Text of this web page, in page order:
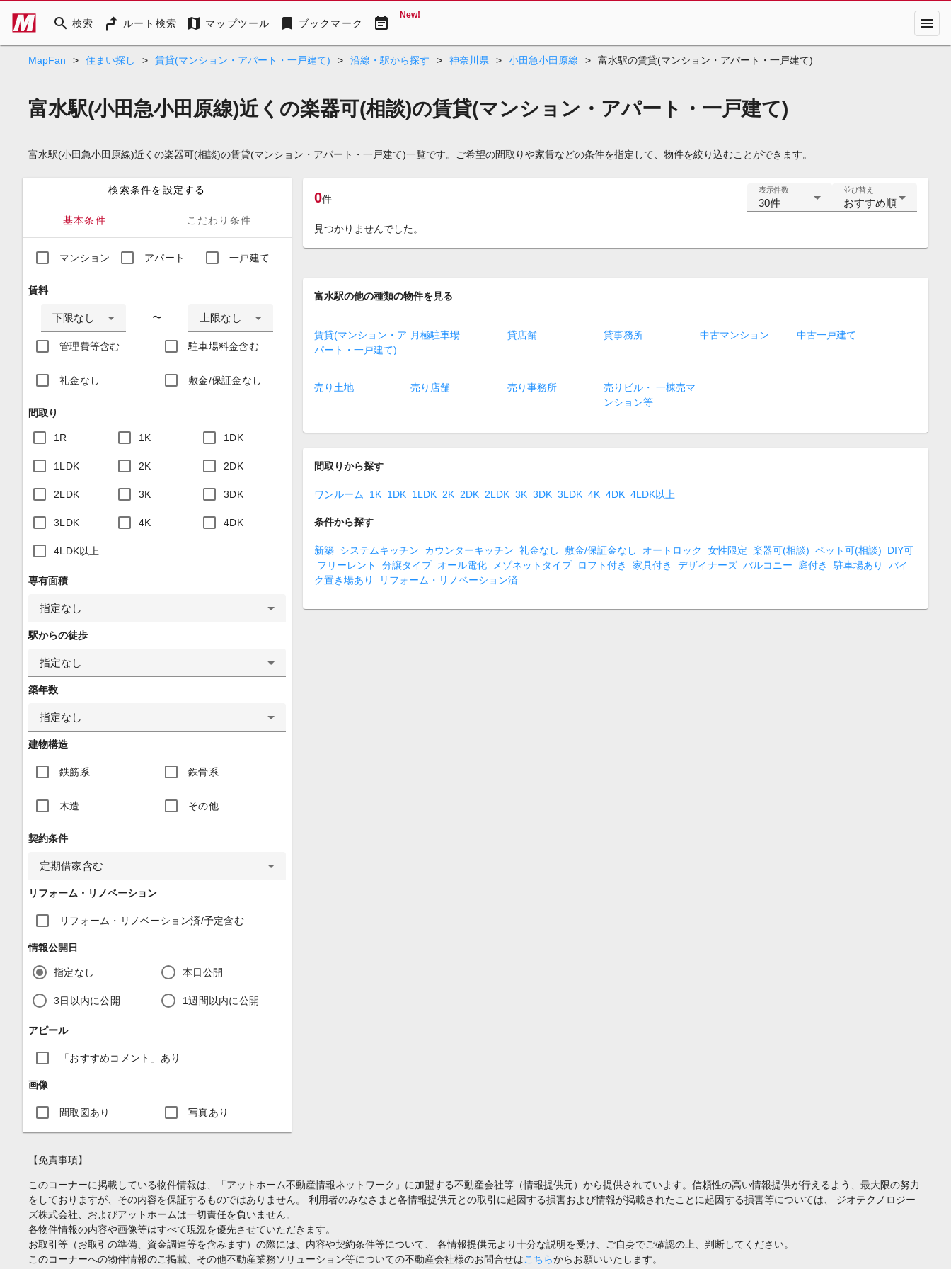
search 検索 ルート検索 map マップツール bookmark ブックマーク event_note New! menu
MapFan > 住まい探し > 賃貸(マンション・アパート・一戸建て) > 沿線・駅から探す > 神奈川県 > 小田急小田原線 > 富水駅の賃貸(マンション・アパート・一戸建て)
富水駅(小田急小田原線)近くの楽器可(相談)の賃貸(マンション・アパート・一戸建て)
富水駅(小田急小田原線)近くの楽器可(相談)の賃貸(マンション・アパート・一戸建て)一覧です。ご希望の間取りや家賃などの条件を指定して、物件を絞り込むことができます。
検索条件を設定する
基本条件 こだわり条件
マンション アパート 一戸建て
賃料
下限なし 〜 上限なし
管理費等含む 駐車場料金含む
礼金なし 敷金/保証金なし
間取り
1R 1K 1DK
1LDK 2K 2DK
2LDK 3K 3DK
3LDK 4K 4DK
4LDK以上
専有面積
指定なし
駅からの徒歩
指定なし
築年数
指定なし
建物構造
鉄筋系 鉄骨系
木造 その他
契約条件
定期借家含む
リフォーム・リノベーション
リフォーム・リノベーション済/予定含む
情報公開日
指定なし 本日公開
3日以内に公開 1週間以内に公開
アピール
「おすすめコメント」あり
画像
間取図あり 写真あり
0件
表示件数
30件
並び替え
おすすめ順
見つかりませんでした。
富水駅の他の種類の物件を見る
賃貸(マンション・ア
パート・一戸建て)
月極駐車場 貸店舗 貸事務所 中古マンション 中古一戸建て
売り土地 売り店舗 売り事務所
売りビル・ 一棟売マ
ンション等
間取りから探す
ワンルーム 1K 1DK 1LDK 2K 2DK 2LDK 3K 3DK 3LDK 4K 4DK 4LDK以上
条件から探す
新築 システムキッチン カウンターキッチン 礼金なし 敷金/保証金なし オートロック 女性限定 楽器可(相談) ペット可(相談)
DIY可
フリーレント
分譲タイプ オール電化 メゾネットタイプ ロフト付き 家具付き デザイナーズ バルコニー 庭付き 駐車場あり
バイ
ク置き場あり
リフォーム・リノベーション済
【免責事項】
このコーナーに掲載している物件情報は、「アットホーム不動産情報ネットワーク」に加盟する不動産会社等（情報提供元）から提供されています。信頼性の高い情報提供が行えるよう、最大限の努力
をしておりますが、その内容を保証するものではありません。 利用者のみなさまと各情報提供元との取引に起因する損害および情報が掲載されたことに起因する損害等については、 ジオテクノロジー
ズ株式会社、およびアットホームは一切責任を負いません。
各物件情報の内容や画像等はすべて現況を優先させていただきます。
お取引等（お取引の準備、資金調達等を含みます）の際には、内容や契約条件等について、 各情報提供元より十分な説明を受け、ご自身でご確認の上、判断してください。
このコーナーへの物件情報のご掲載、その他不動産業務ソリューション等についての不動産会社様のお問合せはこちらからお願いいたします。